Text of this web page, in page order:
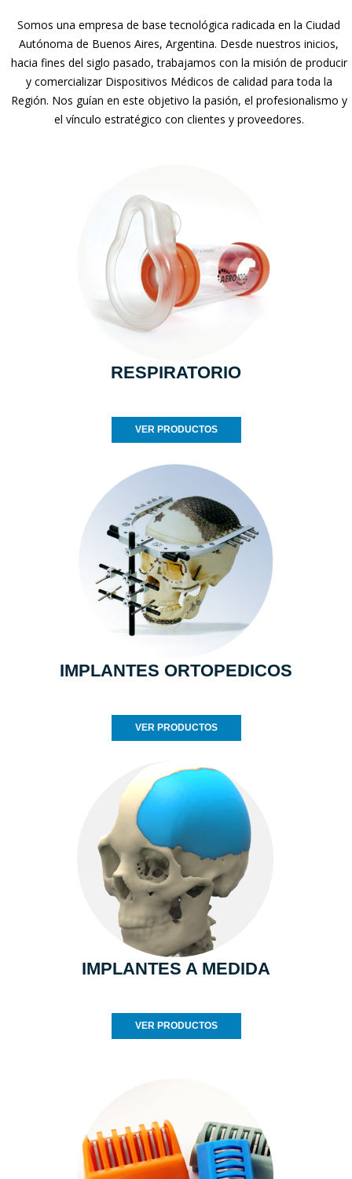
Somos una empresa de base tecnológica radicada en la Ciudad
Autónoma de Buenos Aires, Argentina. Desde nuestros inicios,
hacia fines del siglo pasado, trabajamos con la misión de producir
y comercializar Dispositivos Médicos de calidad para toda la
Región. Nos guían en este objetivo la pasión, el profesionalismo y
el vínculo estratégico con clientes y proveedores.
RESPIRATORIO
VER PRODUCTOS
IMPLANTES ORTOPEDICOS
VER PRODUCTOS
IMPLANTES A MEDIDA
VER PRODUCTOS